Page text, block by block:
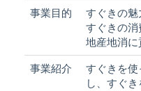
事業目的
すぐきの魅
すぐきの消
地産地消に
事業紹介
すぐきを使
し、すぐ